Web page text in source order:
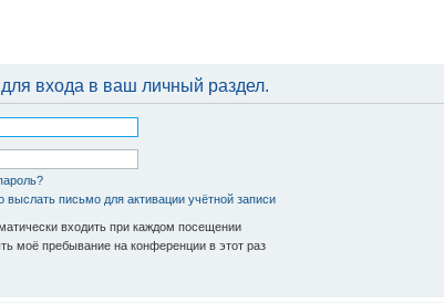
входа в ваш личный раздел.
выслать письмо для активации учётной записи
входить при каждом посещении
моё пребывание на конференции в этот раз